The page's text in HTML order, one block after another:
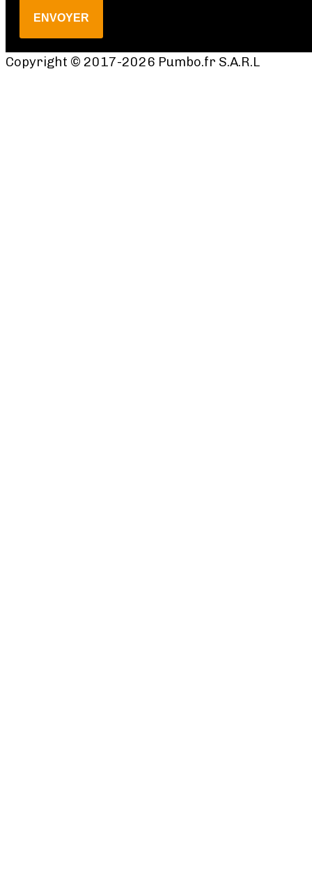
ENVOYER
Copyright © 2017-2026 Pumbo.fr S.A.R.L